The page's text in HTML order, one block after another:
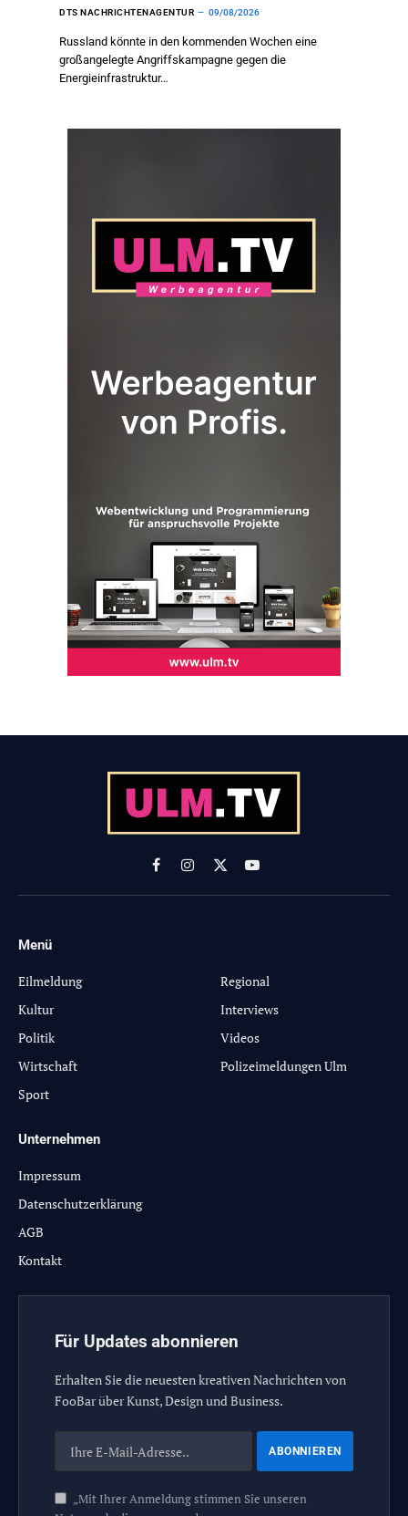
DTS NACHRICHTENAGENTUR 09/08/2026
Russland könnte in den kommenden Wochen eine
großangelegte Angriffskampagne gegen die
Energieinfrastruktur…
FacebookInstagram
X
(Twitter)
YouTube
Menü
Eilmeldung
Kultur
Politik
Wirtschaft
Sport
Regional
Interviews
Videos
Polizeimeldungen Ulm
Unternehmen
Impressum
Datenschutzerklärung
AGB
Kontakt
Für Updates abonnieren
Erhalten Sie die neuesten kreativen Nachrichten von
FooBar über Kunst, Design und Business.
„Mit Ihrer Anmeldung stimmen Sie unseren